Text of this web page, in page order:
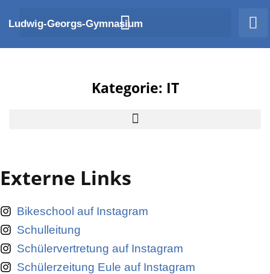
Inhalt
springen
Ludwig-Georgs-Gymnasium
Kategorie: IT
Externe Links
Bikeschool auf Instagram
Schulleitung
Schülervertretung auf Instagram
Schülerzeitung Eule auf Instagram